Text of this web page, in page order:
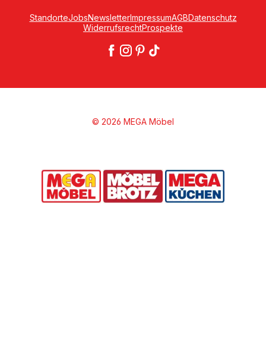
StandorteJobsNewsletterImpressumAGBDatenschutz
WiderrufsrechtProspekte
© 2026 MEGA Möbel